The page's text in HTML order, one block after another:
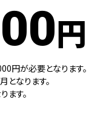
円
円が必要となります。
なります。
ます。